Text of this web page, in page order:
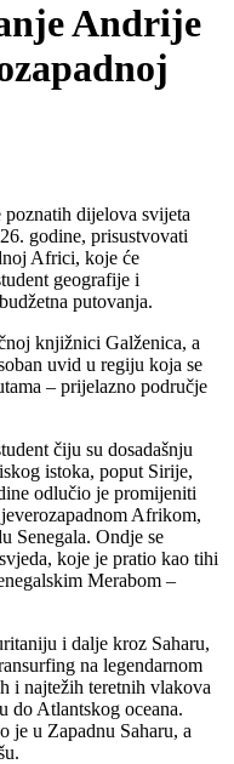
Andrije
dijelova svijeta
godine, prisustvovati
Africi, koje će
geografije i
putovanja.
knjižnici Galženica, a
uvid u regiju koja se
– prijelazno područje
čiju su dosadašnju
istoka, poput Sirije,
odlučio je promijeniti
Afrikom,
Senegala. Ondje se
koje je pratio kao tihi
Merabom –
i dalje kroz Saharu,
na legendarnom
i najtežih teretnih vlakova
do Atlantskog oceana.
je u Zapadnu Saharu, a